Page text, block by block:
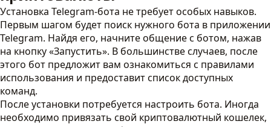
Установка Telegram-бота не требует особых навыков.
Первым шагом будет поиск нужного бота в приложении
Telegram. Найдя его, начните общение с ботом, нажав
на кнопку «Запустить». В большинстве случаев, после
этого бот предложит вам ознакомиться с правилами
использования и предоставит список доступных
команд.
После установки потребуется настроить бота. Иногда
необходимо привязать свой криптовалютный кошелек,